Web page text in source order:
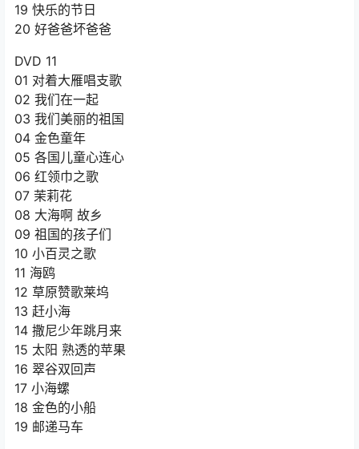
19 快乐的节日
20 好爸爸坏爸爸
DVD 11
01 对着大雁唱支歌
02 我们在一起
03 我们美丽的祖国
04 金色童年
05 各国儿童心连心
06 红领巾之歌
07 茉莉花
08 大海啊 故乡
09 祖国的孩子们
10 小百灵之歌
11 海鸥
12 草原赞歌莱坞
13 赶小海
14 撒尼少年跳月来
15 太阳 熟透的苹果
16 翠谷双回声
17 小海螺
18 金色的小船
19 邮递马车